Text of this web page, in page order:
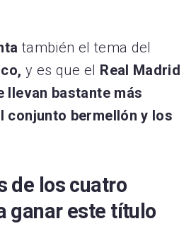
también el tema del
y es que el Real Madrid
llevan bastante más
conjunto bermellón y los
de los cuatro
ganar este título